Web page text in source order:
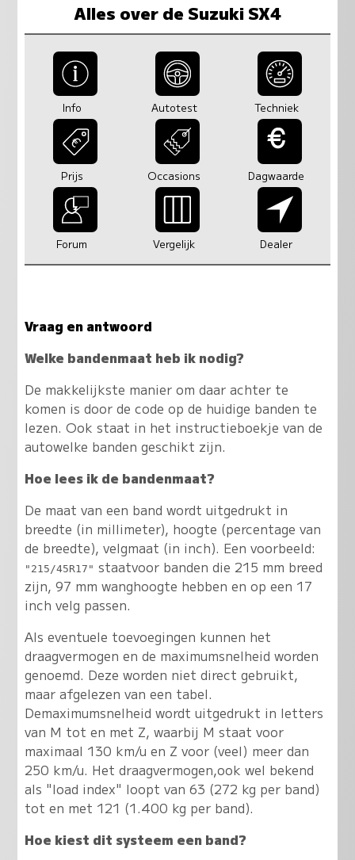
Alles over de Suzuki SX4
Info Autotest Techniek
Prijs Occasions Dagwaarde
Forum Vergelijk Dealer
Vraag en antwoord
Welke bandenmaat heb ik nodig?
De makkelijkste manier om daar achter te
komen is door de code op de huidige banden te
lezen. Ook staat in het instructieboekje van de
autowelke banden geschikt zijn.
Hoe lees ik de bandenmaat?
De maat van een band wordt uitgedrukt in
breedte (in millimeter), hoogte (percentage van
de breedte), velgmaat (in inch). Een voorbeeld:
"215/45R17" staatvoor banden die 215 mm breed
zijn, 97 mm wanghoogte hebben en op een 17
inch velg passen.
Als eventuele toevoegingen kunnen het
draagvermogen en de maximumsnelheid worden
genoemd. Deze worden niet direct gebruikt,
maar afgelezen van een tabel.
Demaximumsnelheid wordt uitgedrukt in letters
van M tot en met Z, waarbij M staat voor
maximaal 130 km/u en Z voor (veel) meer dan
250 km/u. Het draagvermogen,ook wel bekend
als "load index" loopt van 63 (272 kg per band)
tot en met 121 (1.400 kg per band).
Hoe kiest dit systeem een band?